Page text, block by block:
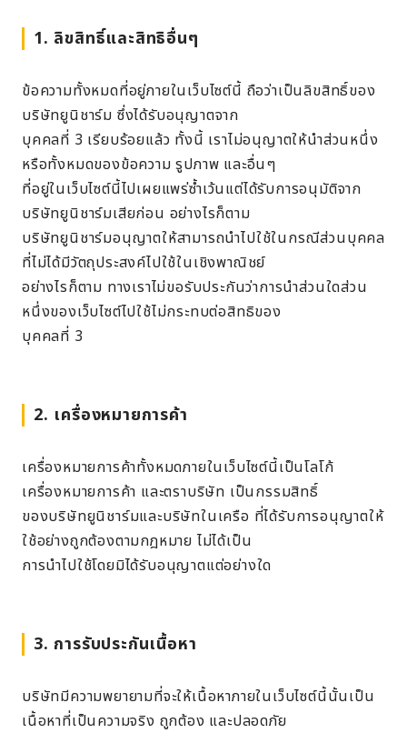
1. ลิขสิทธิ์และสิทธิอื่นๆ
ข้อความทั้งหมดที่อยู่ภายในเว็บไซต์นี้ ถือว่าเป็นลิขสิทธิ์ของ
บริษัทยูนิชาร์ม ซึ่งได้รับอนุญาตจาก
บุคคลที่ 3 เรียบร้อยแล้ว ทั้งนี้ เราไม่อนุญาตให้นำส่วนหนึ่ง
หรือทั้งหมดของข้อความ รูปภาพ และอื่นๆ
ที่อยู่ในเว็บไซต์นี้ไปเผยแพร่ซ้ำเว้นแต่ได้รับการอนุมัติจาก
บริษัทยูนิชาร์มเสียก่อน อย่างไรก็ตาม
บริษัทยูนิชาร์มอนุญาตให้สามารถนำไปใช้ในกรณีส่วนบุคคล
ที่ไม่ได้มีวัตถุประสงค์ไปใช้ในเชิงพาณิชย์
อย่างไรก็ตาม ทางเราไม่ขอรับประกันว่าการนำส่วนใดส่วน
หนึ่งของเว็บไซต์ไปใช้ไม่กระทบต่อสิทธิของ
บุคคลที่ 3
2. เครื่องหมายการค้า
เครื่องหมายการค้าทั้งหมดภายในเว็บไซต์นี้เป็นโลโก้
เครื่องหมายการค้า และตราบริษัท เป็นกรรมสิทธิ์
ของบริษัทยูนิชาร์มและบริษัทในเครือ ที่ได้รับการอนุญาตให้
ใช้อย่างถูกต้องตามกฎหมาย ไม่ได้เป็น
การนำไปใช้โดยมิได้รับอนุญาตแต่อย่างใด
3. การรับประกันเนื้อหา
บริษัทมีความพยายามที่จะให้เนื้อหาภายในเว็บไซต์นี้นั้นเป็น
เนื้อหาที่เป็นความจริง ถูกต้อง และปลอดภัย